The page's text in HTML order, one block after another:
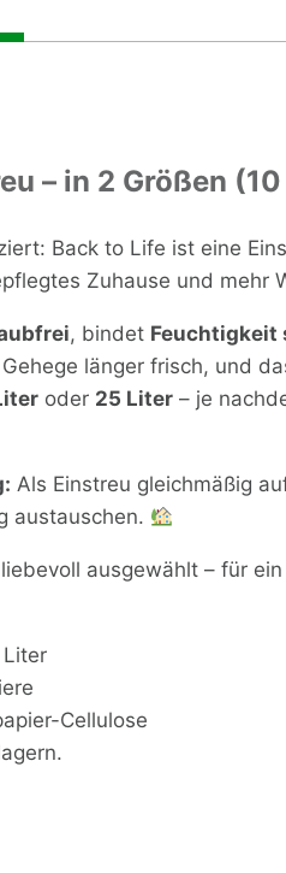
– in 2 Größen
Back to Life ist eine
Zuhause und mehr
, bindet Feuchtigkeit
länger frisch, und
oder 25 Liter– je
Als Einstreu gleichmäßig
austauschen.
ausgewählt – für
Liter
Cellulose